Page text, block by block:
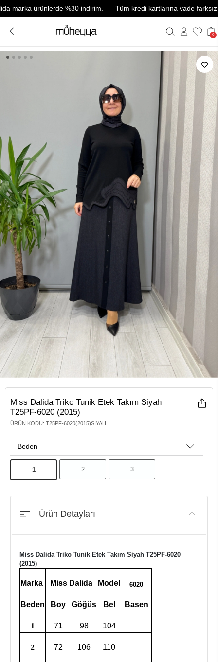
ürünlerde %30 indirim. Tüm kredi kartlarına vade farksız 3
0
Miss Dalida Triko Tunik Etek Takım Siyah
T25PF-6020 (2015)
ÜRÜN KODU: T25PF-6020(2015)SIYAH
Beden
1 2 3
Ürün Detayları
Miss Dalida Triko Tunik Etek Takım Siyah T25PF-6020
(2015)
Marka Miss Dalida Model 6020
Beden Boy Göğüs Bel Basen
1 71 98 104
2 72 106 110